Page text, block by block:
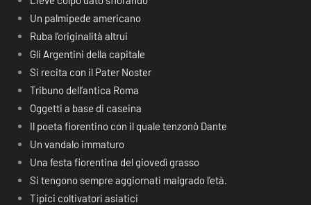
Un palmipede americano
Ruba l’originalità altrui
Gli Argentini della capitale
Si recita con il Pater Noster
Tribuno dell’antica Roma
Oggetti a base di caseina
Il poeta fiorentino con il quale tenzonò Dante
Un vandalo immaturo
Una festa fiorentina del giovedì grasso
Si tengono sempre aggiornati malgrado l’età.
Tipici coltivatori asiatici